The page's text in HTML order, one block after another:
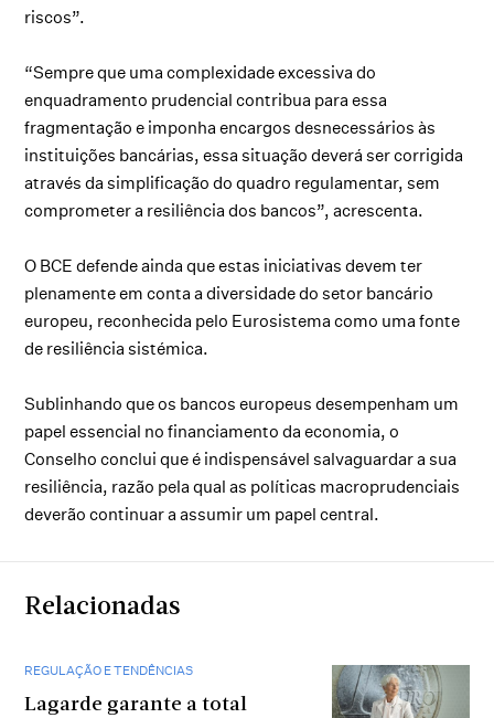
riscos”.
“Sempre que uma complexidade excessiva do
enquadramento prudencial contribua para essa
fragmentação e imponha encargos desnecessários às
instituições bancárias, essa situação deverá ser corrigida
através da simplificação do quadro regulamentar, sem
comprometer a resiliência dos bancos”, acrescenta.
O BCE defende ainda que estas iniciativas devem ter
plenamente em conta a diversidade do setor bancário
europeu, reconhecida pelo Eurosistema como uma fonte
de resiliência sistémica.
Sublinhando que os bancos europeus desempenham um
papel essencial no financiamento da economia, o
Conselho conclui que é indispensável salvaguardar a sua
resiliência, razão pela qual as políticas macroprudenciais
deverão continuar a assumir um papel central.
Relacionadas
REGULAÇÃO E TENDÊNCIAS
Lagarde garante a total